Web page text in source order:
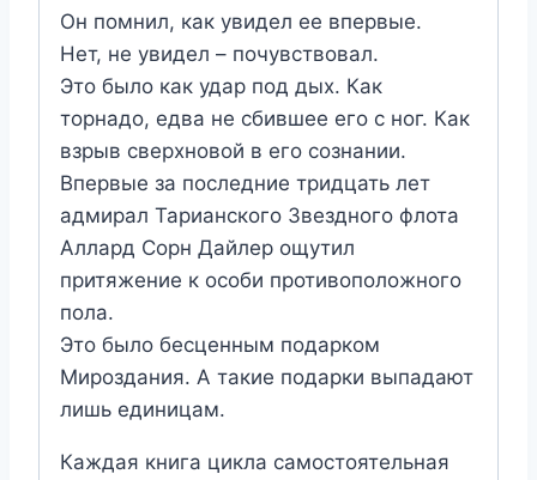
Он помнил, как увидел ее впервые.
Нет, не увидел – почувствовал.
Это было как удар под дых. Как
торнадо, едва не сбившее его с ног. Как
взрыв сверхновой в его сознании.
Впервые за последние тридцать лет
адмирал Тарианского Звездного флота
Аллард Сорн Дайлер ощутил
притяжение к особи противоположного
пола.
Это было бесценным подарком
Мироздания. А такие подарки выпадают
лишь единицам.
Каждая книга цикла самостоятельная